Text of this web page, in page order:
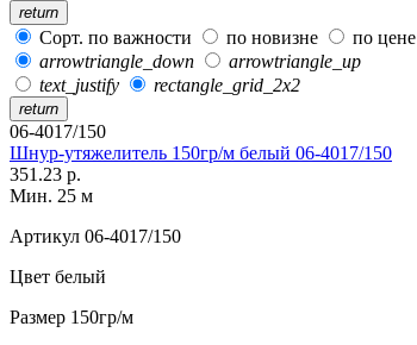
return
Сорт. по важности по новизне по цене
arrowtriangle_down
arrowtriangle_up
text_justify
rectangle_grid_2x2
return
06-4017/150
Шнур-утяжелитель 150гр/м белый 06-4017/150
351.23 р.
Мин. 25 м
Артикул 06-4017/150
Цвет белый
Размер 150гр/м